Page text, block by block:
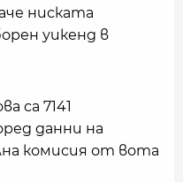
ниската
уикенд в
са 7141
данни на
комисия от вота